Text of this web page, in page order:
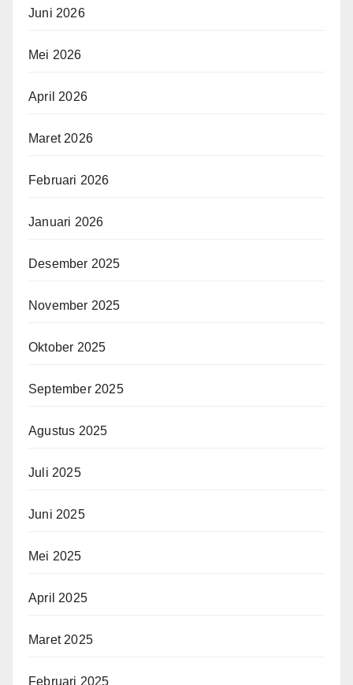
Juni 2026
Mei 2026
April 2026
Maret 2026
Februari 2026
Januari 2026
Desember 2025
November 2025
Oktober 2025
September 2025
Agustus 2025
Juli 2025
Juni 2025
Mei 2025
April 2025
Maret 2025
Februari 2025